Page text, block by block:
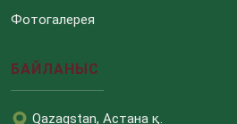
Фотогалерея
БАЙЛАНЫС
Qazaqstan, Астана қ.